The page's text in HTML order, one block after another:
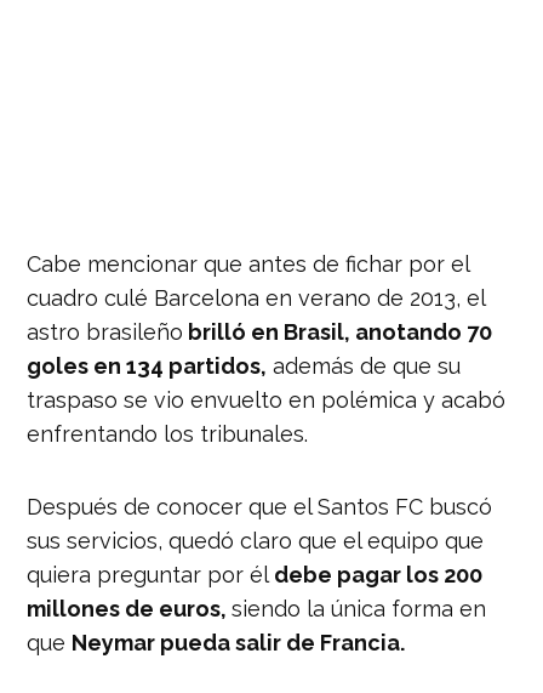
Cabe mencionar que antes de fichar por el
cuadro culé Barcelona en verano de 2013, el
astro brasileño brilló en Brasil, anotando 70
goles en 134 partidos, además de que su
traspaso se vio envuelto en polémica y acabó
enfrentando los tribunales.
Después de conocer que el Santos FC buscó
sus servicios, quedó claro que el equipo que
quiera preguntar por él debe pagar los 200
millones de euros,siendo la única forma en
que Neymar pueda salir de Francia.